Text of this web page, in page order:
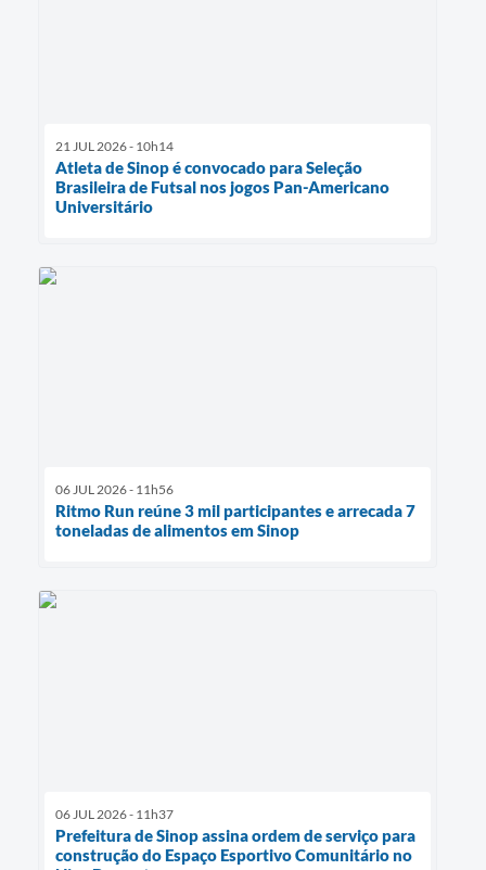
21 JUL 2026 - 10h14
Atleta de Sinop é convocado para Seleção
Brasileira de Futsal nos jogos Pan-Americano
Universitário
06 JUL 2026 - 11h56
Ritmo Run reúne 3 mil participantes e arrecada 7
toneladas de alimentos em Sinop
06 JUL 2026 - 11h37
Prefeitura de Sinop assina ordem de serviço para
construção do Espaço Esportivo Comunitário no